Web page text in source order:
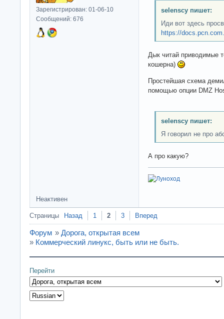
Зарегистрирован: 01-06-10
Сообщений: 676
selenscy пишет:
Иди вот здесь
https://
Дык читай приводимые
кошерна)
Простейшая схема
помощью опции DMZ
selenscy пишет:
Я говорил не про
А про какую?
Неактивен
Страницы Назад 1 2 3 Вперед
Форум » Дорога, открытая всем
» Коммерческий линукс, быть или не быть.
Перейти